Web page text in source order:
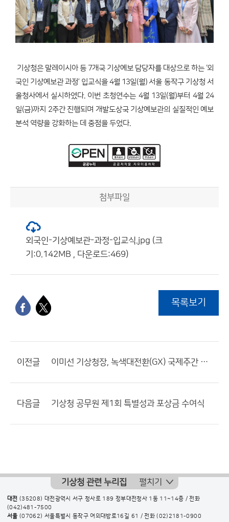
기상청은 말레이시아 등 7개국 기상예보 담당자를 대상으로 하는 ‘외
국인 기상예보관 과정’ 입교식을 4월 13일(월) 서울 동작구 기상청 서
울청사에서 실시하였다. 이번 초청연수는 4월 13일(월)부터 4월 24
일(금)까지 2주간 진행되며 개발도상국 기상예보관의 실질적인 예보
분석 역량을 강화하는 데 중점을 두었다.
첨부파일
외국인-기상예보관-과정-입교식.jpg (크
기:0.142MB , 다운로드:469)
목록보기
이전글 이미선 기상청장, 녹색대전환(GX) 국제주간 개회식 참석
다음글 기상청 공무원 제1회 특별성과 포상금 수여식
기상청 관련 누리집 펼치기
대전 (35208) 대전광역시 서구 청사로 189 정부대전청사 1동 11~14층 / 전화
(042)481-7500
서울 (07062) 서울특별시 동작구 여의대방로16길 61 / 전화(02)2181-0900